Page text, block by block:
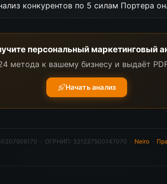
конкурентов по 5 силам Портера
персональный маркетинговый
метода к вашему бизнесу и выдаёт
Начать анализ
· ОГРНИП: 321237500147070 · Neiro·